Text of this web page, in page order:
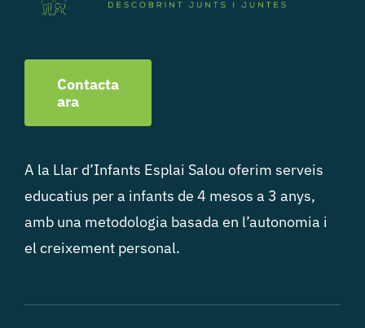
Contacta
ara
A la Llar d’Infants Esplai Salou oferim serveis
educatius per a infants de 4 mesos a 3 anys,
amb una metodologia basada en l’autonomia i
el creixement personal.